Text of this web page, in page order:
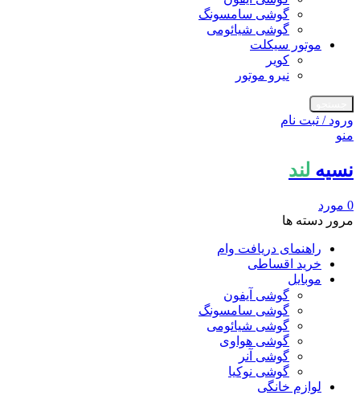
گوشی سامسونگ
گوشی شیائومی
موتور سیکلت
کویر
نیرو موتور
ورود / ثبت نام
منو
نسیه لند
0 مورد
مرور دسته ها
راهنمای دریافت وام
خرید اقساطی
موبایل
گوشی آیفون
گوشی سامسونگ
گوشی شیائومی
گوشی هواوی
گوشی آنر
گوشی نوکیا
لوازم خانگی